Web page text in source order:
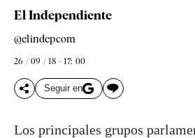
El Independiente
@elindepcom
26 / 09 / 18 - 17: 00
Seguir en
Los principales grupos